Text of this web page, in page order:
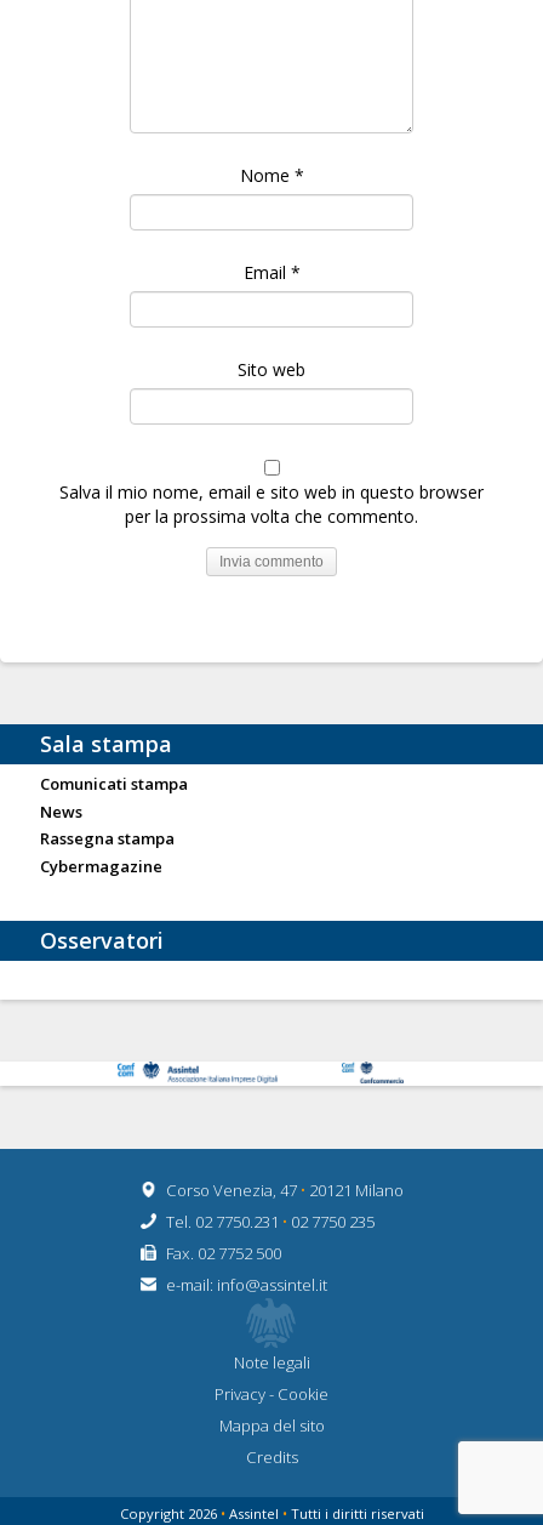
Nome *
Email *
Sito web
Salva il mio nome, email e sito web in questo browser
per la prossima volta che commento.
Sala stampa
Comunicati stampa
News
Rassegna stampa
Cybermagazine
Osservatori
Corso Venezia, 47 • 20121 Milano
Tel. 02 7750.231 • 02 7750 235
Fax. 02 7752 500
e-mail: info@assintel.it
Note legali
Privacy- Cookie
Mappa del sito
Credits
Copyright 2026 •Assintel •Tutti i diritti riservati